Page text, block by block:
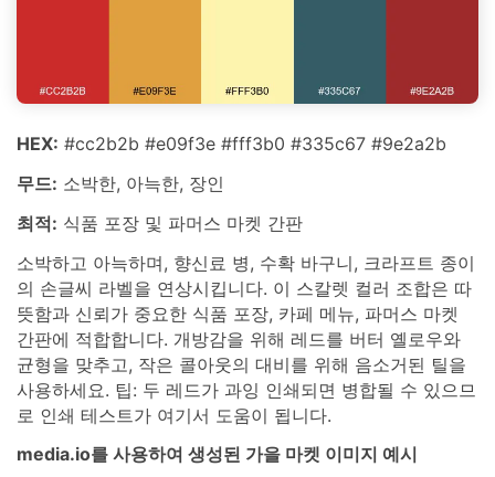
HEX: #cc2b2b #e09f3e #fff3b0 #335c67 #9e2a2b
무드: 소박한, 아늑한, 장인
최적: 식품 포장 및 파머스 마켓 간판
소박하고 아늑하며, 향신료 병, 수확 바구니, 크라프트 종이
의 손글씨 라벨을 연상시킵니다. 이 스칼렛 컬러 조합은 따
뜻함과 신뢰가 중요한 식품 포장, 카페 메뉴, 파머스 마켓
간판에 적합합니다. 개방감을 위해 레드를 버터 옐로우와
균형을 맞추고, 작은 콜아웃의 대비를 위해 음소거된 틸을
사용하세요. 팁: 두 레드가 과잉 인쇄되면 병합될 수 있으므
로 인쇄 테스트가 여기서 도움이 됩니다.
media.io를 사용하여 생성된 가을 마켓 이미지 예시